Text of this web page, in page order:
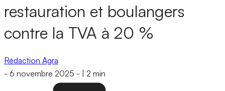
restauration et boulangers
contre la TVA à 20 %
Rédaction Agra
- 6 novembre 2025 - 2 min